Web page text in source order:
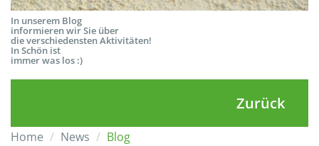
In unserem Blog
informieren wir Sie über
die verschiedensten Aktivitäten!
In Schön ist
immer was los :)
Zurück
Home News Blog